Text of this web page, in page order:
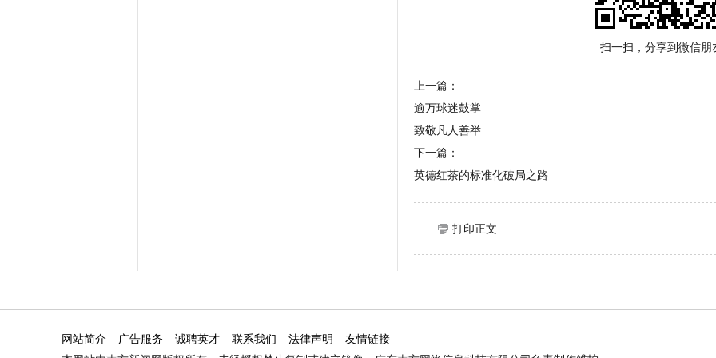
扫一扫，分享到微信朋
上一篇：
逾万球迷鼓掌
致敬凡人善举
下一篇：
英德红茶的标准化破局之路
打印正文
网站简介 - 广告服务 - 诚聘英才 - 联系我们 - 法律声明 - 友情链接